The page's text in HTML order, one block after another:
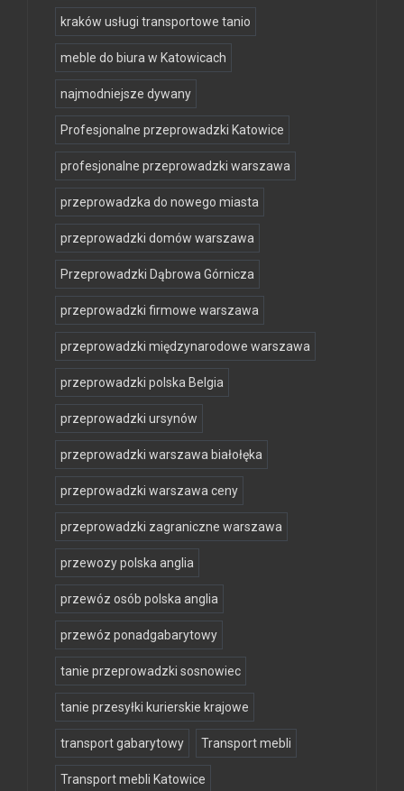
kraków usługi transportowe tanio
meble do biura w Katowicach
najmodniejsze dywany
Profesjonalne przeprowadzki Katowice
profesjonalne przeprowadzki warszawa
przeprowadzka do nowego miasta
przeprowadzki domów warszawa
Przeprowadzki Dąbrowa Górnicza
przeprowadzki firmowe warszawa
przeprowadzki międzynarodowe warszawa
przeprowadzki polska Belgia
przeprowadzki ursynów
przeprowadzki warszawa białołęka
przeprowadzki warszawa ceny
przeprowadzki zagraniczne warszawa
przewozy polska anglia
przewóz osób polska anglia
przewóz ponadgabarytowy
tanie przeprowadzki sosnowiec
tanie przesyłki kurierskie krajowe
transport gabarytowy Transport mebli
Transport mebli Katowice